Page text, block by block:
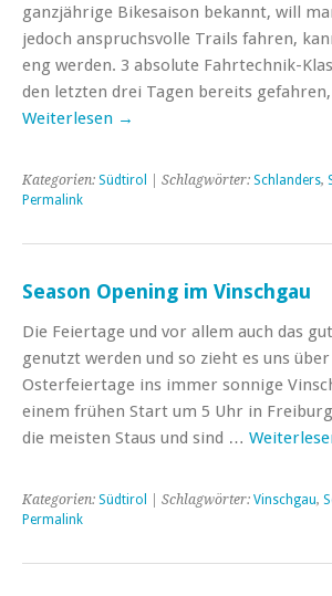
ganzjährige Bikesaison bekannt, will
jedoch anspruchsvolle Trails fahren,
eng werden. 3 absolute Fahrtechnik-
den letzten drei Tagen bereits
Weiterlesen →
Kategorien: Südtirol | Schlagwörter: Schlanders,
Permalink
Season Opening im Vinschgau
Die Feiertage und vor allem auch das
genutzt werden und so zieht es uns
Osterfeiertage ins immer sonnige
einem frühen Start um 5 Uhr in
die meisten Staus und sind …
Kategorien: Südtirol | Schlagwörter: Vinschgau,
Permalink